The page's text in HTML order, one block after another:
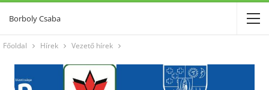
Borboly Csaba
Főoldal Hírek Vezető hírek